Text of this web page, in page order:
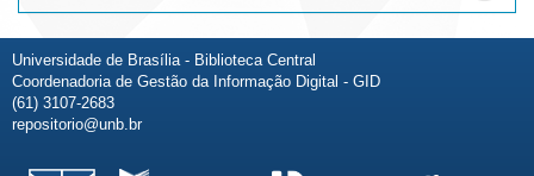
Universidade de Brasília - Biblioteca Central
Coordenadoria de Gestão da Informação Digital - GID
(61) 3107-2683
repositorio@unb.br